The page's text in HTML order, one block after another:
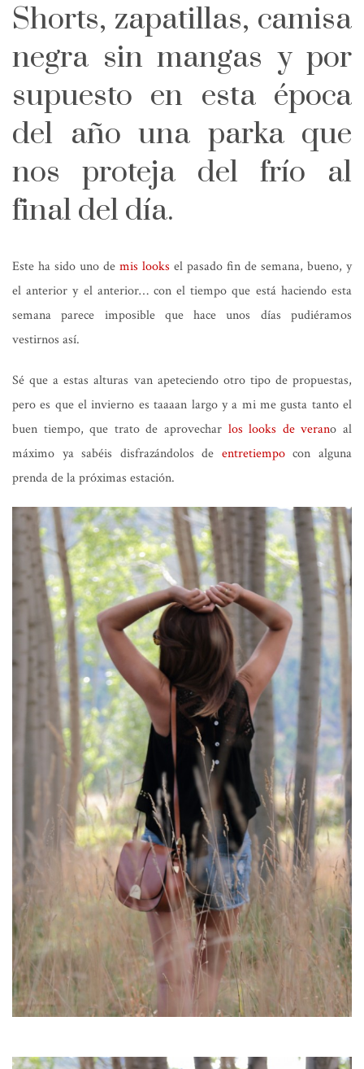
Shorts, zapatillas, camisa
negra sin mangas y por
supuesto en esta época
del año una parka que
nos proteja del frío al
final del día.
Este ha sido uno de mis looks el pasado fin de semana, bueno, y
el anterior y el anterior… con el tiempo que está haciendo esta
semana parece imposible que hace unos días pudiéramos
vestirnos así.
Sé que a estas alturas van apeteciendo otro tipo de propuestas,
pero es que el invierno es taaaan largo y a mi me gusta tanto el
buen tiempo, que trato de aprovechar los looks de verano al
máximo ya sabéis disfrazándolos de entretiempocon alguna
prenda de la próximas estación.